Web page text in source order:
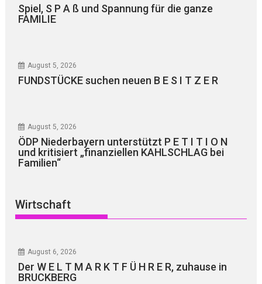
Spiel, S P A ß und Spannung für die ganze
FAMILIE
August 5, 2026
FUNDSTÜCKE suchen neuen B E S I T Z E R
August 5, 2026
ÖDP Niederbayern unterstützt P E T I T I O N
und kritisiert „finanziellen KAHLSCHLAG bei
Familien“
Wirtschaft
August 6, 2026
Der W E L T M A R K T F Ü H R E R, zuhause in
BRUCKBERG